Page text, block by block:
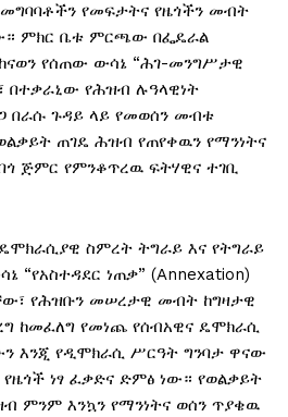
የመፍታትና የዜጎችን መብት
ምክር ቤቱ ምርጫው በፌዴራል
የሰጠው ውሳኔ “ሕገ-መንግሥታዊ
በተቃራኒው የሕዝብ ሉዓላዊነት
በራሱ ጉዳይ ላይ የመወሰን መብቱ
ጠገዴ ሕዝብ የጠየቀዉን የማንነትና
ጅምር የምንቆጥረዉ ፍትሃዊና ተገቢ
ስምረት ትግራይ እና የትግራይ
“የአስተዳደር ነጠቃ” (Annexation)
የሕዝቡን መሠረታዊ መብት ከግዛታዊ
ከመፈለግ የመነጨ የሰብአዊና ዴሞክራሲ
እንጂ የዲሞክራሲ ሥርዓት ግንባታ ዋናው
ነፃ ፈቃድና ድምፅ ነው። የወልቃይት
ምንም እንኳን የማንነትና ወሰን ጥያቄዉ